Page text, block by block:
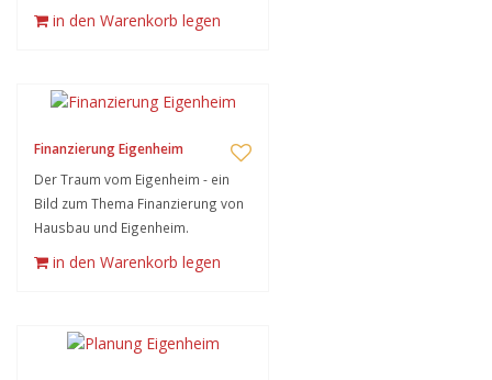
in den Warenkorb legen
Finanzierung Eigenheim
Der Traum vom Eigenheim - ein
Bild zum Thema Finanzierung von
Hausbau und Eigenheim.
in den Warenkorb legen